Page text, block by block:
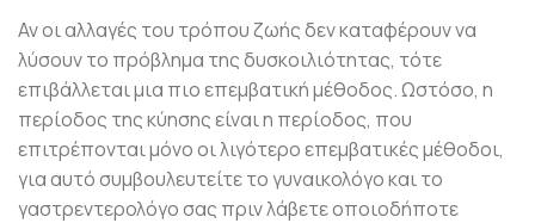
Αν οι αλλαγές του τρόπου ζωής δεν καταφέρουν να
λύσουν το πρόβλημα της δυσκοιλιότητας, τότε
επιβάλλεται μια πιο επεμβατική μέθοδος. Ωστόσο, η
περίοδος της κύησης είναι η περίοδος, που
επιτρέπονται μόνο οι λιγότερο επεμβατικές μέθοδοι,
για αυτό συμβουλευτείτε το γυναικολόγο και το
γαστρεντερολόγο σας πριν λάβετε οποιοδήποτε